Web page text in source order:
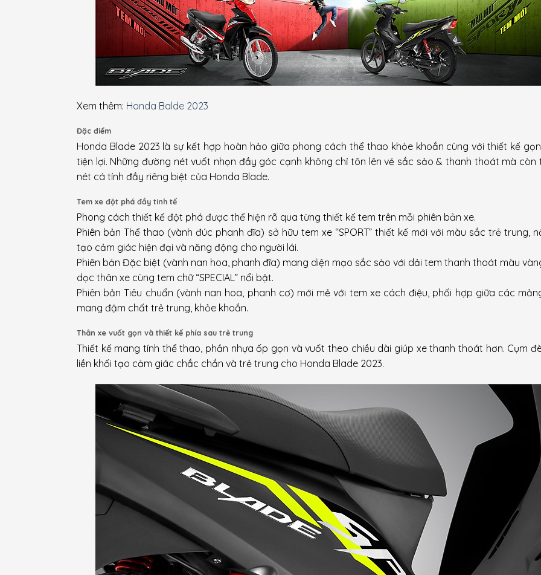
Xem thêm: Honda Balde 2023
Đặc điểm
Honda Blade 2023 là sự kết hợp hoàn hảo giữa phong cách thể thao khỏe khoắn cùng với thiết kế
tiện lợi. Những đường nét vuốt nhọn đầy góc cạnh không chỉ tôn lên vẻ sắc sảo & thanh thoát mà còn
nét cá tính đầy riêng biệt của Honda Blade.
Tem xe đột phá đầy tinh tế
Phong cách thiết kế đột phá được thể hiện rõ qua từng thiết kế tem trên mỗi phiên bản xe.
Phiên bản Thể thao (vành đúc phanh đĩa) sở hữu tem xe “SPORT” thiết kế mới với màu sắc trẻ trung,
tạo cảm giác hiện đại và năng động cho người lái.
Phiên bản Đặc biệt (vành nan hoa, phanh đĩa) mang diện mạo sắc sảo với dải tem thanh thoát màu
dọc thân xe cùng tem chữ “SPECIAL” nổi bật.
Phiên bản Tiêu chuẩn (vành nan hoa, phanh cơ) mới mẻ với tem xe cách điệu, phối hợp giữa các
mang đậm chất trẻ trung, khỏe khoắn.
Thân xe vuốt gọn và thiết kế phía sau trẻ trung
Thiết kế mang tính thể thao, phần nhựa ốp gọn và vuốt theo chiều dài giúp xe thanh thoát hơn. Cụm
liền khối tạo cảm giác chắc chắn và trẻ trung cho Honda Blade 2023.